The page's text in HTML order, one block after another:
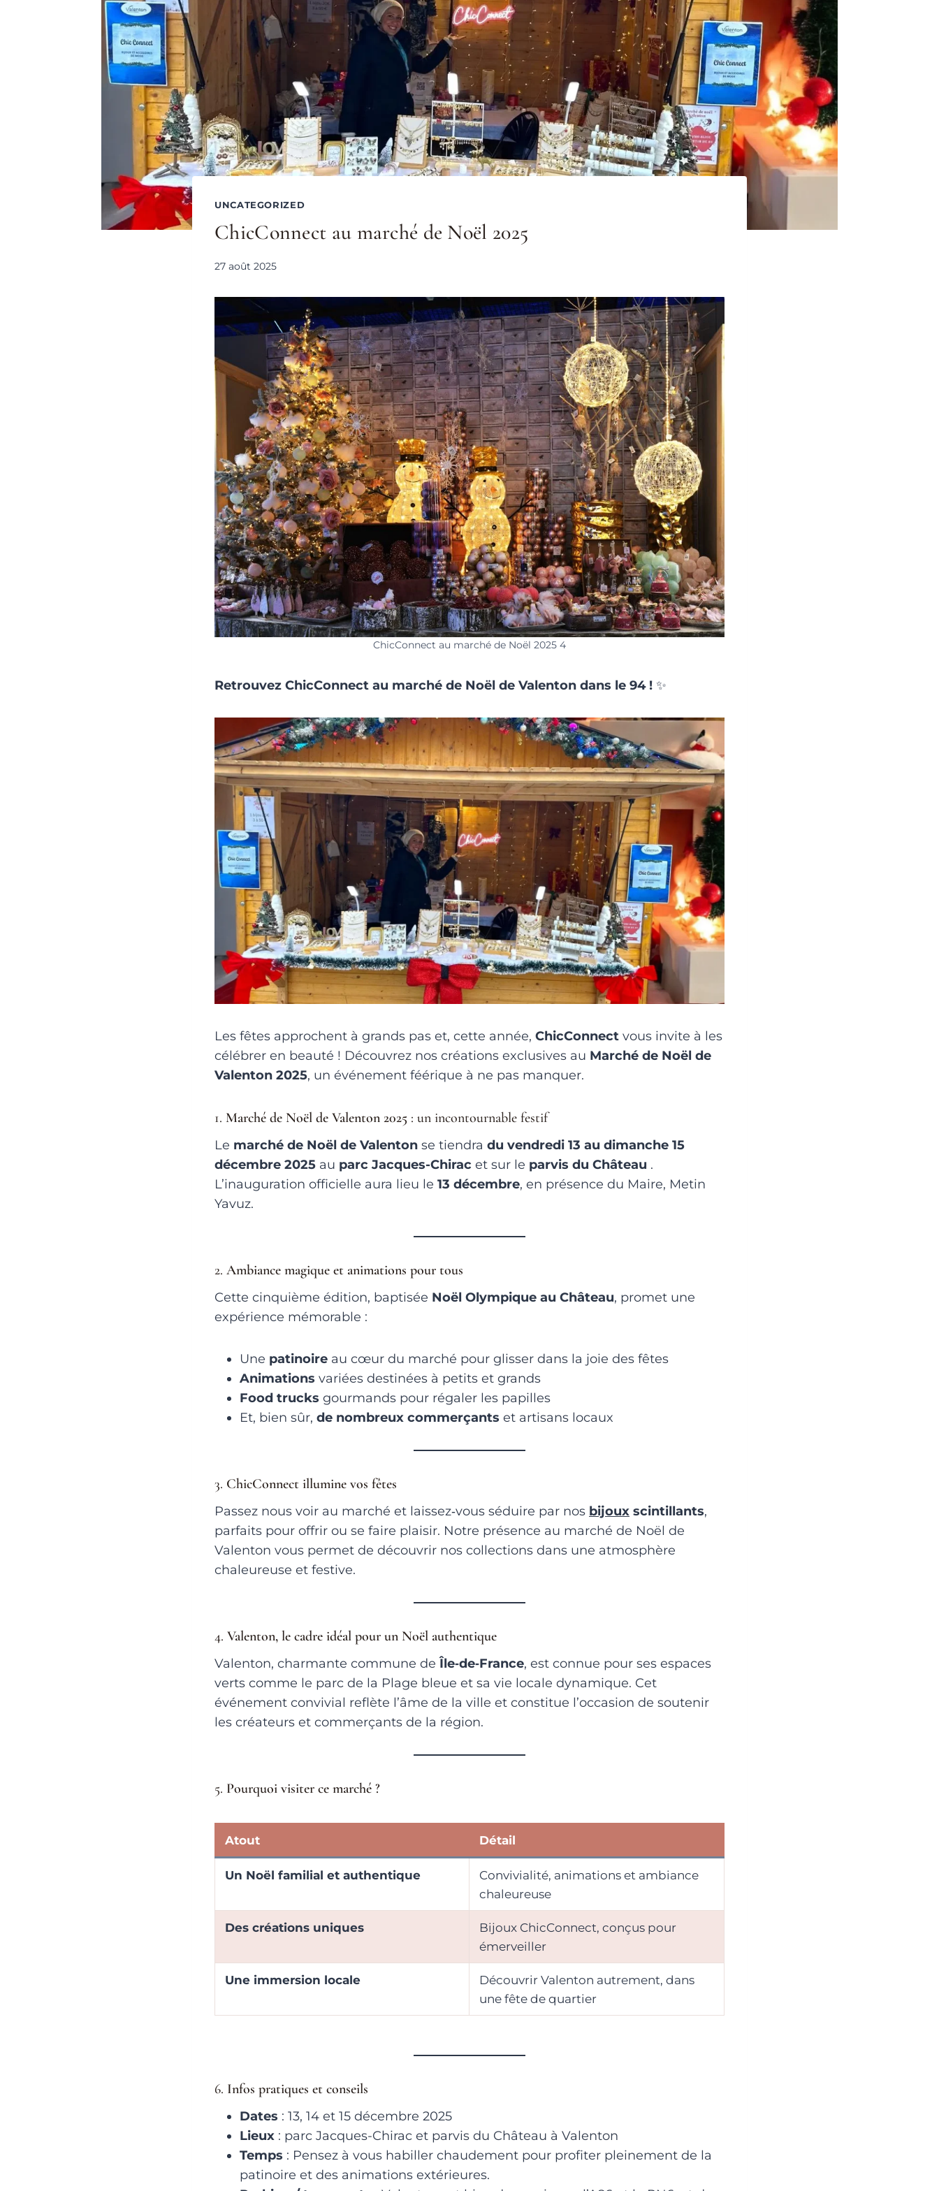
UNCATEGORIZED
ChicConnect au marché de Noël 2025
27 août 2025
ChicConnect au marché de Noël 2025 4
Retrouvez ChicConnect au marché de Noël de Valenton dans le 94 ! ✨
Les fêtes approchent à grands pas et, cette année, ChicConnect vous invite à les
célébrer en beauté ! Découvrez nos créations exclusives au Marché de Noël de
Valenton 2025, un événement féérique à ne pas manquer.
1. Marché de Noël de Valenton 2025 : un incontournable festif
Le marché de Noël de Valenton se tiendra du vendredi 13 au dimanche 15
décembre 2025 au parc Jacques-Chirac et sur le parvis du Château .
L’inauguration officielle aura lieu le 13 décembre, en présence du Maire, Metin
Yavuz.
2. Ambiance magique et animations pour tous
Cette cinquième édition, baptisée Noël Olympique au Château, promet une
expérience mémorable :
Une patinoire au cœur du marché pour glisser dans la joie des fêtes
Animations variées destinées à petits et grands
Food trucks gourmands pour régaler les papilles
Et, bien sûr, de nombreux commerçants et artisans locaux
3. ChicConnect illumine vos fêtes
Passez nous voir au marché et laissez‑vous séduire par nos bijoux scintillants,
parfaits pour offrir ou se faire plaisir. Notre présence au marché de Noël de
Valenton vous permet de découvrir nos collections dans une atmosphère
chaleureuse et festive.
4. Valenton, le cadre idéal pour un Noël authentique
Valenton, charmante commune de Île‑de‑France, est connue pour ses espaces
verts comme le parc de la Plage bleue et sa vie locale dynamique. Cet
événement convivial reflète l’âme de la ville et constitue l’occasion de soutenir
les créateurs et commerçants de la région.
5. Pourquoi visiter ce marché ?
Atout Détail
Un Noël familial et authentique
Convivialité, animations et ambiance
chaleureuse
Des créations uniques
Bijoux ChicConnect, conçus pour
émerveiller
Une immersion locale
Découvrir Valenton autrement, dans
une fête de quartier
6. Infos pratiques et conseils
Dates : 13, 14 et 15 décembre 2025
Lieux : parc Jacques-Chirac et parvis du Château à Valenton
Temps : Pensez à vous habiller chaudement pour profiter pleinement de la
patinoire et des animations extérieures.